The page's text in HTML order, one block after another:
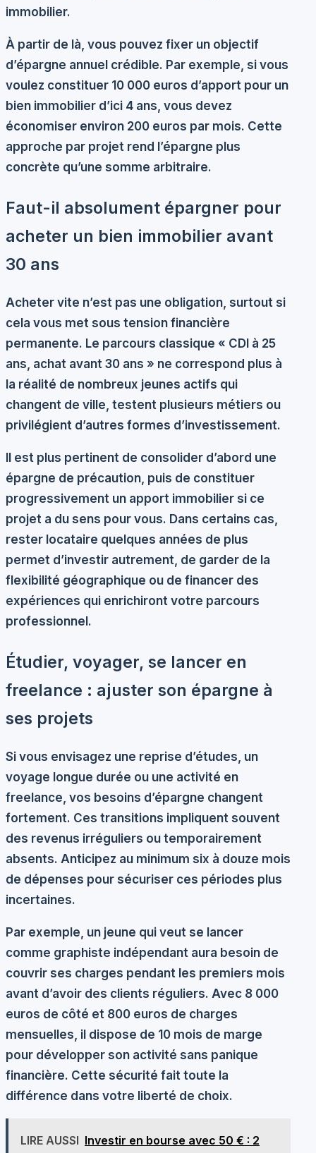
immobilier.
À partir de là, vous pouvez fixer un objectif
d’épargne annuel crédible. Par exemple, si vous
voulez constituer 10 000 euros d’apport pour un
bien immobilier d’ici 4 ans, vous devez
économiser environ 200 euros par mois. Cette
approche par projet rend l’épargne plus
concrète qu’une somme arbitraire.
Faut-il absolument épargner pour
acheter un bien immobilier avant
30 ans
Acheter vite n’est pas une obligation, surtout si
cela vous met sous tension financière
permanente. Le parcours classique « CDI à 25
ans, achat avant 30 ans » ne correspond plus à
la réalité de nombreux jeunes actifs qui
changent de ville, testent plusieurs métiers ou
privilégient d’autres formes d’investissement.
Il est plus pertinent de consolider d’abord une
épargne de précaution, puis de constituer
progressivement un apport immobilier si ce
projet a du sens pour vous. Dans certains cas,
rester locataire quelques années de plus
permet d’investir autrement, de garder de la
flexibilité géographique ou de financer des
expériences qui enrichiront votre parcours
professionnel.
Étudier, voyager, se lancer en
freelance : ajuster son épargne à
ses projets
Si vous envisagez une reprise d’études, un
voyage longue durée ou une activité en
freelance, vos besoins d’épargne changent
fortement. Ces transitions impliquent souvent
des revenus irréguliers ou temporairement
absents. Anticipez au minimum six à douze mois
de dépenses pour sécuriser ces périodes plus
incertaines.
Par exemple, un jeune qui veut se lancer
comme graphiste indépendant aura besoin de
couvrir ses charges pendant les premiers mois
avant d’avoir des clients réguliers. Avec 8 000
euros de côté et 800 euros de charges
mensuelles, il dispose de 10 mois de marge
pour développer son activité sans panique
financière. Cette sécurité fait toute la
différence dans votre liberté de choix.
LIRE AUSSI Investir en bourse avec 50 € : 2